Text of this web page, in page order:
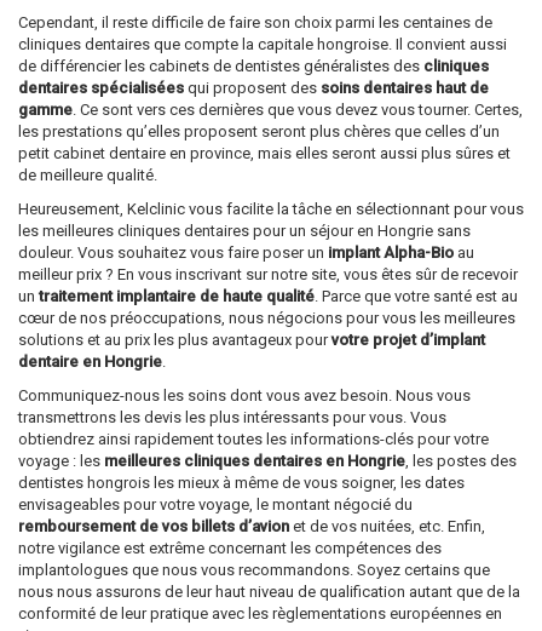
Cependant, il reste difficile de faire son choix parmi les centaines de
cliniques dentaires que compte la capitale hongroise. Il convient aussi
de différencier les cabinets de dentistes généralistes des cliniques
dentaires spécialisées qui proposent des soins dentaires haut de
gamme. Ce sont vers ces dernières que vous devez vous tourner. Certes,
les prestations qu’elles proposent seront plus chères que celles d’un
petit cabinet dentaire en province, mais elles seront aussi plus sûres et
de meilleure qualité.
Heureusement, Kelclinic vous facilite la tâche en sélectionnant pour vous
les meilleures cliniques dentaires pour un séjour en Hongrie sans
douleur. Vous souhaitez vous faire poser un implant Alpha-Bio au
meilleur prix ? En vous inscrivant sur notre site, vous êtes sûr de recevoir
untraitement implantaire de haute qualité. Parce que votre santé est au
cœur de nos préoccupations, nous négocions pour vous les meilleures
solutions et au prix les plus avantageux pourvotre projet d’implant
dentaire en Hongrie.
Communiquez-nous les soins dont vous avez besoin. Nous vous
transmettrons les devis les plus intéressants pour vous. Vous
obtiendrez ainsi rapidement toutes les informations-clés pour votre
voyage : les meilleures cliniques dentaires en Hongrie, les postes des
dentistes hongrois les mieux à même de vous soigner, les dates
envisageables pour votre voyage, le montant négocié du
remboursement de vos billets d’avion et de vos nuitées, etc. Enfin,
notre vigilance est extrême concernant les compétences des
implantologues que nous vous recommandons. Soyez certains que
nous nous assurons de leur haut niveau de qualification autant que de la
conformité de leur pratique avec les règlementations européennes en